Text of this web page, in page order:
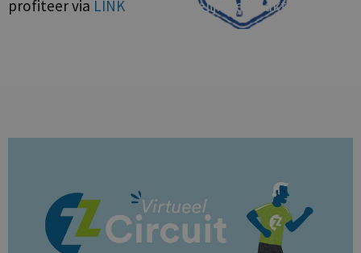
profiteer via LINK Mede mogelijk gemaakt door